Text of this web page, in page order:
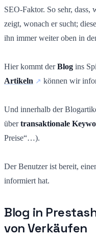
SEO-Faktor. So sehr, dass,
zeigt, wonach er sucht;
ihn immer weiter oben in
Hier kommt derBlog ins
Artikeln
können wir
Und innerhalb der
übertransaktionale
Preise“…).
Der Benutzer ist bereit,
informiert hat.
Blog in
von Verkäufen